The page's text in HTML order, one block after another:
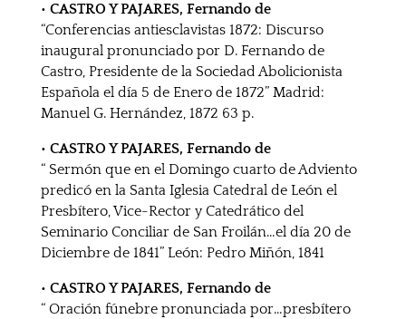
• CASTRO Y PAJARES, Fernando de
“Conferencias antiesclavistas 1872: Discurso
inaugural pronunciado por D. Fernando de
Castro, Presidente de la Sociedad Abolicionista
Española el día 5 de Enero de 1872” Madrid:
Manuel G. Hernández, 1872 63 p.
• CASTRO Y PAJARES, Fernando de
“ Sermón que en el Domingo cuarto de Adviento
predicó en la Santa Iglesia Catedral de León el
Presbítero, Vice-Rector y Catedrático del
Seminario Conciliar de San Froilán…el día 20 de
Diciembre de 1841” León: Pedro Miñón, 1841
• CASTRO Y PAJARES, Fernando de
“ Oración fúnebre pronunciada por…presbítero